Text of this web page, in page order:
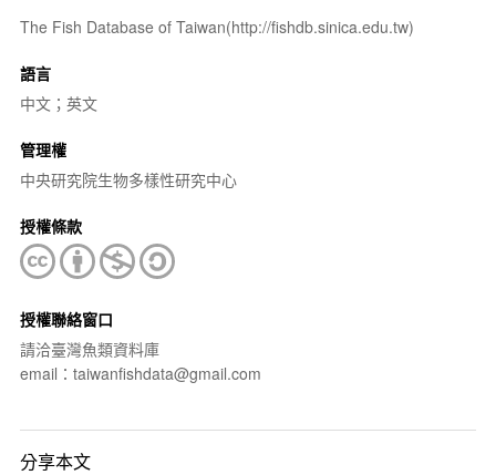
The Fish Database of Taiwan(http://fishdb.sinica.edu.tw)
語言
中文；英文
管理權
中央研究院生物多樣性研究中心
授權條款
授權聯絡窗口
請洽臺灣魚類資料庫
email：taiwanfishdata@gmail.com
分享本文